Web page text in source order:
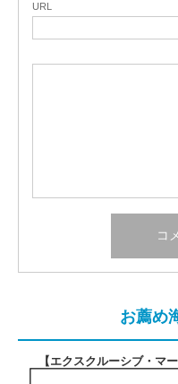
URL
お薦め
【エクスクルーシブ・マ